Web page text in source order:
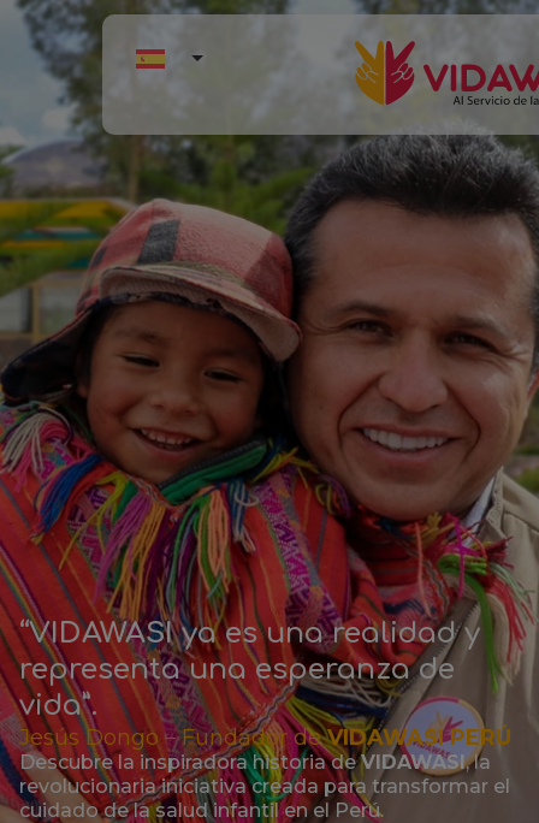
“VIDAWASIya es una realidad y
representa una esperanza de
vida”.
Jesús Dongo – Fundador deVIDAWASI PERÚ
Descubre la inspiradora historia deVIDAWASI, la
revolucionaria iniciativa creada para transformar el
cuidado de la salud infantil en el Perú.